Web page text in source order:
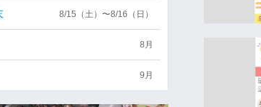
8/15（土）〜8/16（日）
8月
9月